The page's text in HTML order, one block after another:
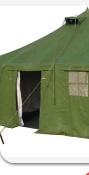
घर
उत्पाद
हमारे
बारे
में
Reserved.